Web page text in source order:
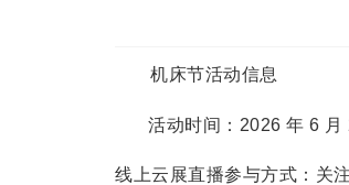
机床节活动信息
活动时间：2026 年 6
线上云展直播参与方式：关